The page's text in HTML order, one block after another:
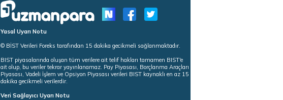
Yasal Uyarı Notu
© BİST Verileri Foreks tarafından 15 dakika gecikmeli sağlanmaktadır.
BIST piyasalarında oluşan tüm verilere ait telif hakları tamamen BIST'e
ait olup, bu veriler tekrar yayınlanamaz. Pay Piyasası, Borçlanma Araçları
Piyasası, Vadeli İşlem ve Opsiyon Piyasası verileri BIST kaynaklı en az 15
dakika gecikmeli verilerdir.
Veri Sağlayıcı Uyarı Notu